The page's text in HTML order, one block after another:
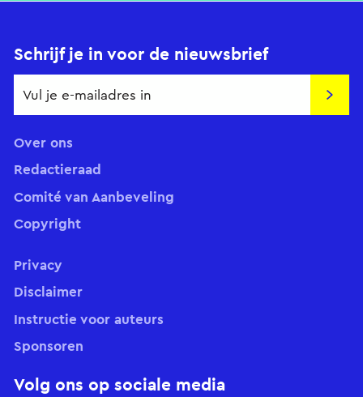
Schrijf je in voor de nieuwsbrief
Over ons
Redactieraad
Comité van Aanbeveling
Copyright
Volg ons op sociale media
Privacy
Disclaimer
Instructie voor auteurs
Sponsoren